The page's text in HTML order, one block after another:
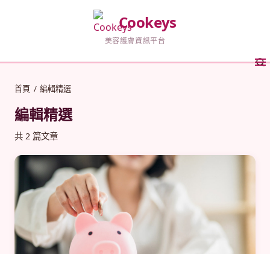
Cookeys
美容護膚資訊平台
首頁 / 編輯精選
編輯精選
共 2 篇文章